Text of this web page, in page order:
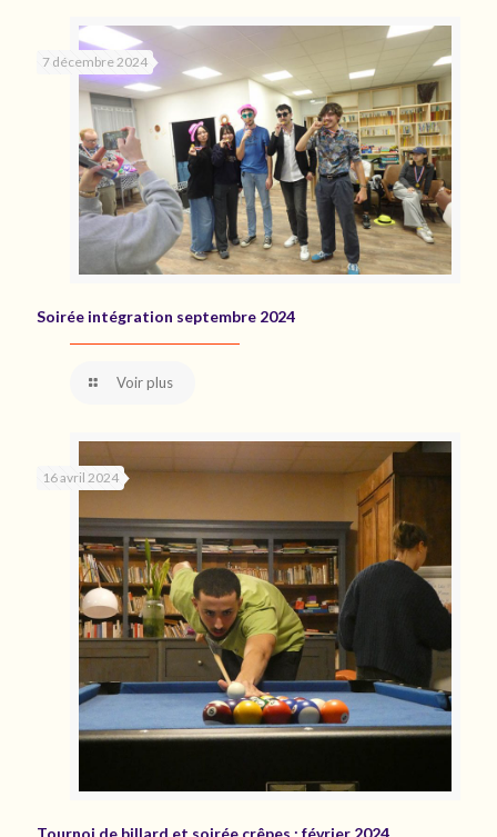
7 décembre 2024
Soirée intégration septembre 2024
Voir plus
16 avril 2024